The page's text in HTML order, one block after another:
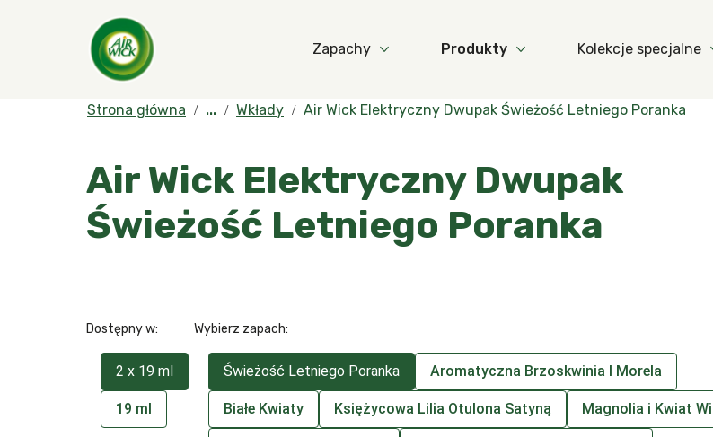
Zapachy
Więcej Zapachy
Produkty
Więcej Produkty
Kolekcje specjalne
Strona główna ... Wkłady Air Wick Elektryczny Dwupak Świeżość Letniego Poranka
Air Wick Elektryczny Dwupak
Świeżość Letniego Poranka
Dostępny w:
2 x 19 ml
19 ml
Wybierz zapach:
Świeżość Letniego Poranka Aromatyczna Brzoskwinia I Morela
Białe Kwiaty Księżycowa Lilia Otulona Satyną Magnolia i Kwiat